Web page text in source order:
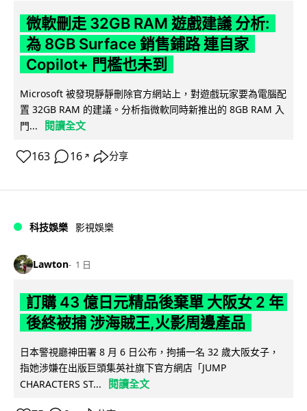
微軟刪走 32GB RAM 遊戲建議 分析:
為 8GB Surface 銷售鋪路 連自家
Copilot+ 門檻也未到
Microsoft 被發現靜靜刪除官方網站上，對遊戲玩家要為電腦配
置 32GB RAM 的建議。分析指微軟同時新推出的 8GB RAM 入
門...
閱讀全文
163 16 ↗ 分享
科技娛樂 影視娛樂
Lawton 1 日
訂購 43 億日元精品後棄單 大阪女 2 年
後終被捕 涉海賊王,火影周邊產品
日本警視廳神田署 8 月 6 日公布，拘捕一名 32 歲大阪女子，
指她涉嫌在出版巨頭集英社旗下官方網店「JUMP
CHARACTERS ST...
閱讀全文